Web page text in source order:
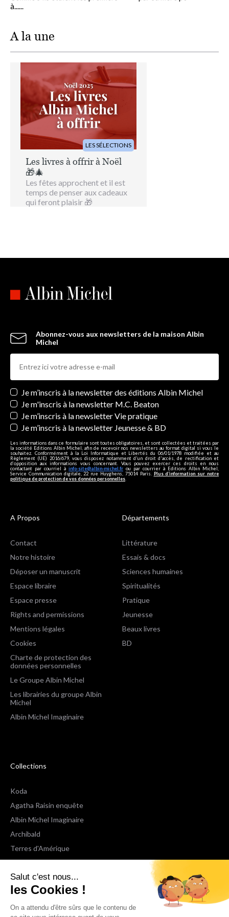
Salut c'est nous...
les Cookies !
On a attendu d'être sûrs que le contenu de
à......
A la une
LES SÉLECTIONS
Les livres à offrir à Noël
🎁🎄
Les fêtes approchent et il est
temps de penser aux cadeaux
qui feront plaisir 🎁
Abonnez-vous aux newsletters de la maison Albin
Michel
Newsletters
Je m’inscris à la newsletter des éditions Albin Michel
Je m'inscris à la newsletter M.C. Beaton
Je m’inscris à la newsletter Vie pratique
Je m’inscris à la newsletter Jeunesse & BD
Les informations dans ce formulaire sont toutes obligatoires, et sont collectées et traitées par
la société Editions Albin Michel, afin de recevoir nos newsletters au format digital si vous le
souhaitez. Conformément à la Loi Informatique et Libertés du 06/01/1978 modifiée et au
Règlement (UE) 2016/679, vous disposez notamment d'un droit d'accès, de rectification et
d’opposition aux informations vous concernant. Vous pouvez exercer ces droits en nous
contactant par courriel à info-site@albin-michel.fr ou par courrier à Editions Albin Michel,
Service Communication digitale, 22 rue Huyghens, 75014 Paris. Plus d’information sur notre
politique de protection de vos données personnelles
A Propos
Contact
Notre histoire
Déposer un manuscrit
Espace libraire
Espace presse
Rights and permissions
Mentions légales
Cookies
Charte de protection des
données personnelles
Le Groupe Albin Michel
Les librairies du groupe Albin
Michel
Albin Michel Imaginaire
Départements
Littérature
Essais & docs
Sciences humaines
Spiritualités
Pratique
Jeunesse
Beaux livres
BD
Collections
Koda
Agatha Raisin enquête
Albin Michel Imaginaire
Archibald
Terres d'Amérique
Espaces Libres Poche
NOX
Wiz
Voir toutes les collections